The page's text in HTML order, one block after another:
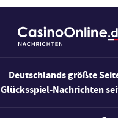
Deutschlands größte
Glücksspiel-Nachrichten